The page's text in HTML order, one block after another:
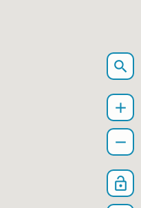
search
add
remove
lock_open